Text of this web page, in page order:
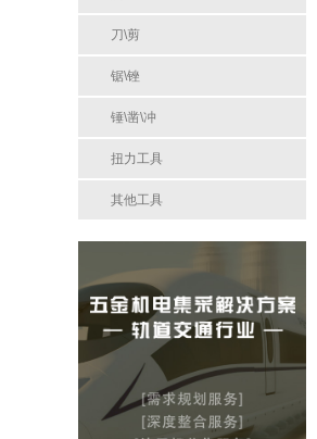
刀\剪
锯\锉
锤\凿\冲
扭力工具
其他工具